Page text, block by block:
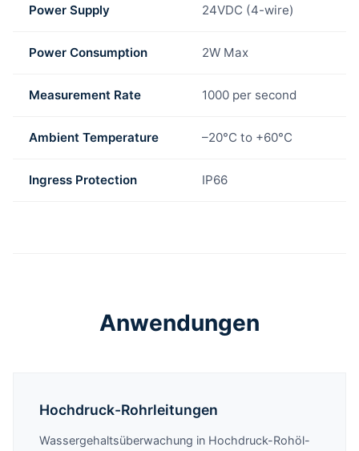
Power Supply 24VDC (4-wire)
Power Consumption 2W Max
Measurement Rate 1000 per second
Ambient Temperature –20°C to +60°C
Ingress Protection IP66
Anwendungen
Hochdruck-Rohrleitungen
Wassergehaltsüberwachung in Hochdruck-Rohöl-